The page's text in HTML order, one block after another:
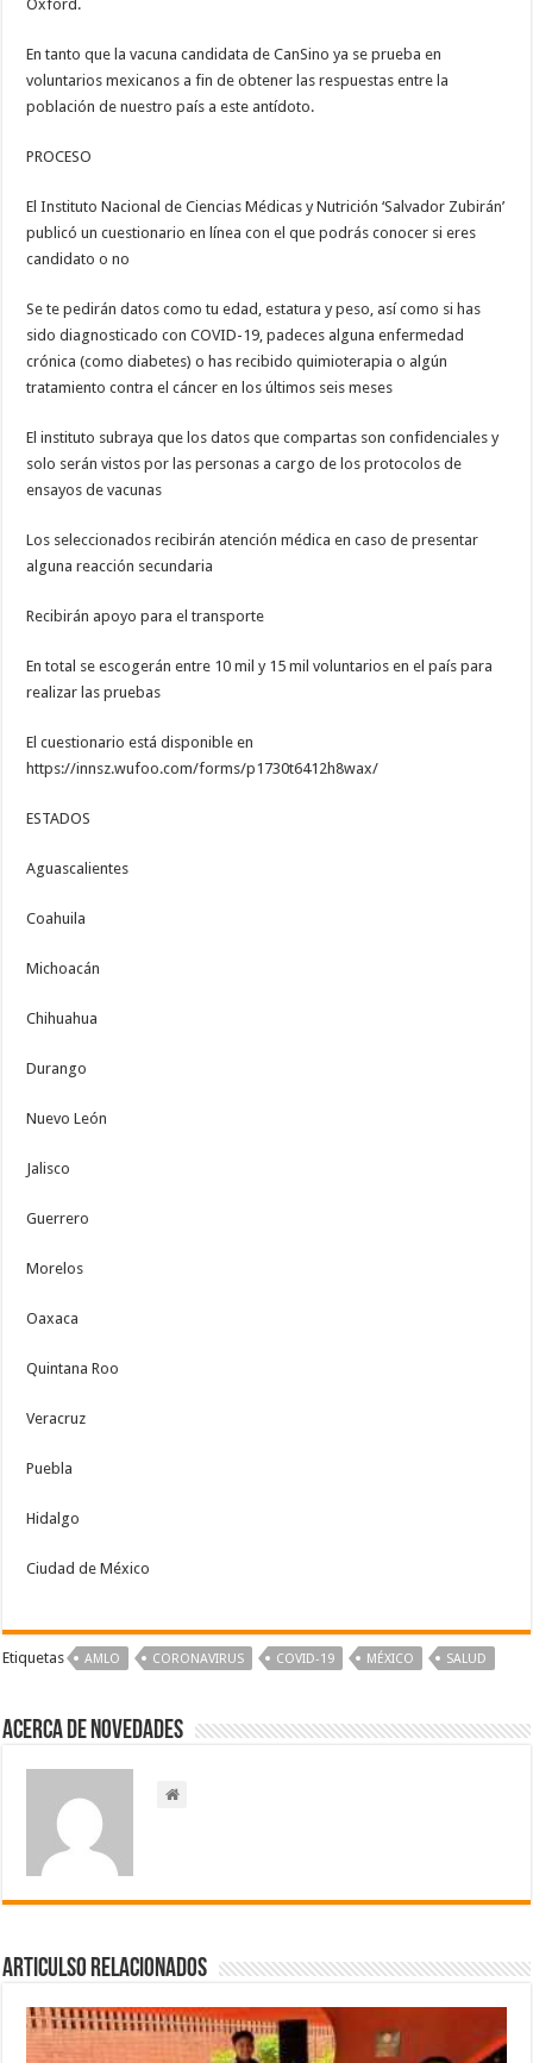
Oxford.
En tanto que la vacuna candidata de CanSino ya se prueba en
voluntarios mexicanos a fin de obtener las respuestas entre la
población de nuestro país a este antídoto.
PROCESO
El Instituto Nacional de Ciencias Médicas y Nutrición ‘Salvador Zubirán’
publicó un cuestionario en línea con el que podrás conocer si eres
candidato o no
Se te pedirán datos como tu edad, estatura y peso, así como si has
sido diagnosticado con COVID-19, padeces alguna enfermedad
crónica (como diabetes) o has recibido quimioterapia o algún
tratamiento contra el cáncer en los últimos seis meses
El instituto subraya que los datos que compartas son confidenciales y
solo serán vistos por las personas a cargo de los protocolos de
ensayos de vacunas
Los seleccionados recibirán atención médica en caso de presentar
alguna reacción secundaria
Recibirán apoyo para el transporte
En total se escogerán entre 10 mil y 15 mil voluntarios en el país para
realizar las pruebas
El cuestionario está disponible en
https://innsz.wufoo.com/forms/p1730t6412h8wax/
ESTADOS
Aguascalientes
Coahuila
Michoacán
Chihuahua
Durango
Nuevo León
Jalisco
Guerrero
Morelos
Oaxaca
Quintana Roo
Veracruz
Puebla
Hidalgo
Ciudad de México
Etiquetas AMLO CORONAVIRUS COVID-19 MÉXICO SALUD
Acerca de NOVEDADES
Articulso Relacionados